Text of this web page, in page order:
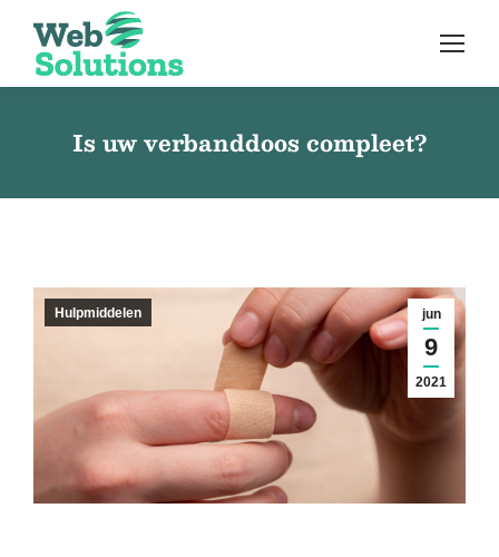
Is uw verbanddoos compleet?
jun
9
2021
Hulpmiddelen